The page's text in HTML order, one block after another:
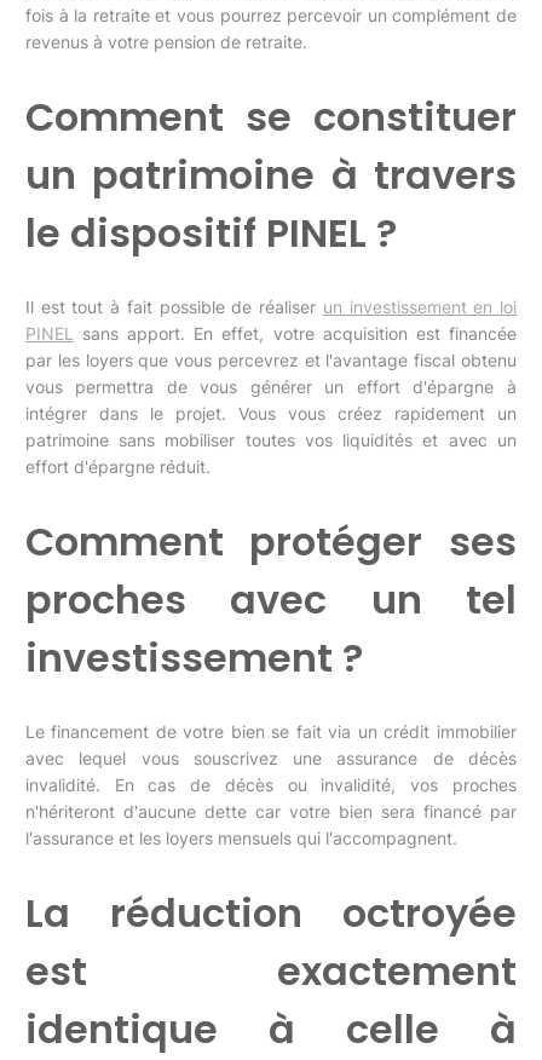
fois à la retraite et vous pourrez percevoir un complément de
revenus à votre pension de retraite.
Comment se constituer
un patrimoine à travers
le dispositif PINEL ?
Il est tout à fait possible de réaliser un investissement en loi
PINEL
sans apport. En effet, votre acquisition est financée
par les loyers que vous percevrez et l'avantage fiscal obtenu
vous permettra de vous générer un effort d'épargne à
intégrer dans le projet. Vous vous créez rapidement un
patrimoine sans mobiliser toutes vos liquidités et avec un
effort d'épargne réduit.
Comment protéger ses
proches avec un tel
investissement ?
Le financement de votre bien se fait via un crédit immobilier
avec lequel vous souscrivez une assurance de décès
invalidité. En cas de décès ou invalidité, vos proches
n'hériteront d'aucune dette car votre bien sera financé par
l'assurance et les loyers mensuels qui l'accompagnent.
La réduction octroyée
est exactement
identique à celle à